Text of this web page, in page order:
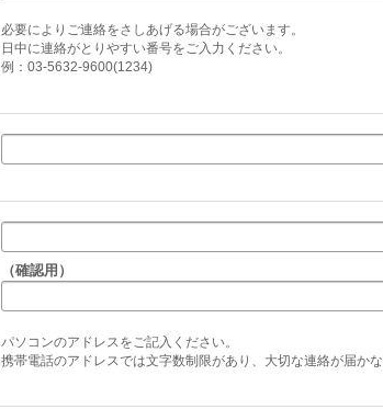
必要によりご連絡をさしあげる場合がございます。
日中に連絡がとりやすい番号をご入力ください。
例：03-5632-9600(1234)
（確認用）
パソコンのアドレスをご記入ください。
携帯電話のアドレスでは文字数制限があり、大切な連絡が届かな